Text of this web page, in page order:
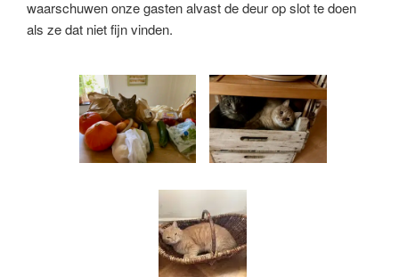
waarschuwen onze gasten alvast de deur op slot te doen
als ze dat niet fijn vinden.